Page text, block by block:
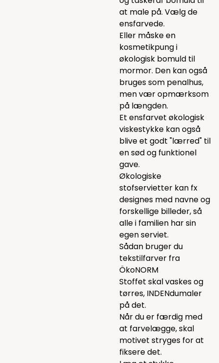
at male på. Vælg de
ensfarvede.
Eller måske en
kosmetikpung i
økologisk bomuld til
mormor. Den kan også
bruges som penalhus,
men vær opmærksom
på længden.
Et ensfarvet økologisk
viskestykke kan også
blive et godt "lærred" til
en sød og funktionel
gave.
Økologiske
stofservietter kan fx
designes med navne og
forskellige billeder, så
alle i familien har sin
egen serviet.
Sådan bruger du
tekstilfarver fra
ÖkoNORM
Stoffet skal vaskes og
tørres, INDENdumaler
på det.
Når du er færdig med
at farvelægge, skal
motivet stryges for at
fiksere det.